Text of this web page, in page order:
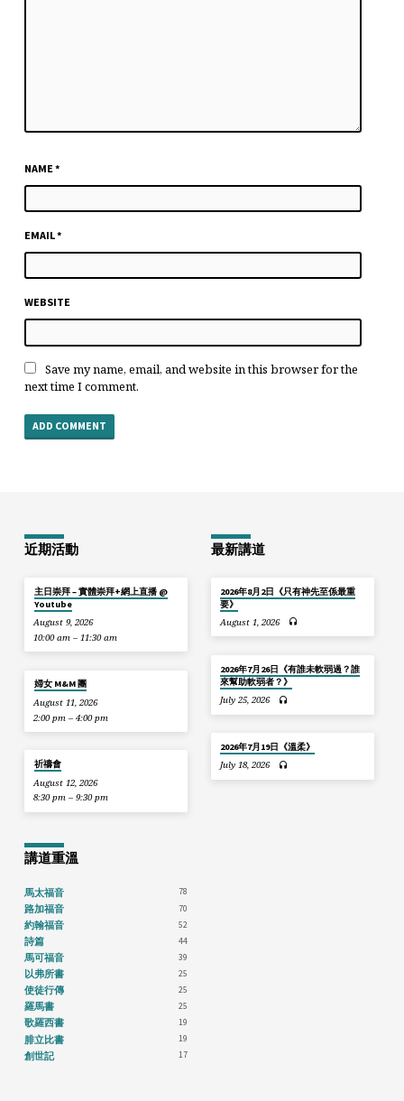
NAME *
EMAIL*
WEBSITE
Save my name, email, and website in this browser for the
next time I comment.
近期活動
主日崇拜 – 實體崇拜+網上直播 @
Youtube
August 9, 2026
10:00 am – 11:30 am
婦女 M&M 團
August 11, 2026
2:00 pm – 4:00 pm
祈禱會
August 12, 2026
8:30 pm – 9:30 pm
最新講道
2026年8月2日《只有神先至係最重
要》
August 1, 2026
2026年7月26日《有誰未軟弱過？誰
來幫助軟弱者？》
July 25, 2026
2026年7月19日《溫柔》
July 18, 2026
講道重溫
馬太福音 78
路加福音 70
約翰福音 52
詩篇 44
馬可福音 39
以弗所書 25
使徒行傳 25
羅馬書 25
歌羅西書 19
腓立比書 19
創世記 17